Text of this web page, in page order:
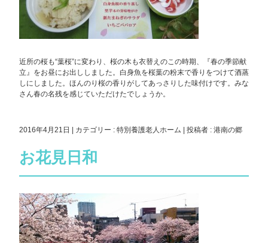
近所の桜も“葉桜”に変わり、桜の木も衣替えのこの時期、『春の季節献
立』をお昼にお出ししました。白身魚を桜葉の粉末で香りをつけて酒蒸
しにしました。ほんのり桜の香りがしてあっさりした味付けです。みな
さん春の名残を感じていただけたでしょうか。
2016年4月21日 カテゴリー : 特別養護老人ホーム 投稿者 : 港南の郷
お花見日和